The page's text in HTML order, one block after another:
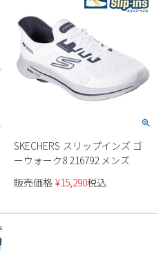
SKECHERS スリップインズ ゴ
ーウォーク8 216792 メンズ
販売価格 ¥15,290税込